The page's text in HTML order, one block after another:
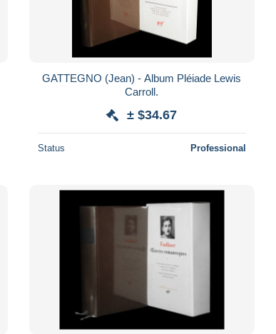
GATTEGNO (Jean) - Album Pléiade Lewis
Carroll.
± $34.67
Status Professional